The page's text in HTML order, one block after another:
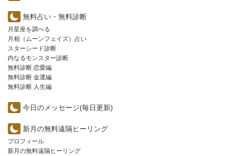
無料占い・無料診断
月星座を調べる
月相（ムーンフェイズ）占い
スターシード診断
内なるモンスター診断
無料診断 恋愛編
無料診断 金運編
無料診断 人生編
今日のメッセージ(毎日更新)
新月の無料遠隔ヒーリング
プロフィール
新月の無料遠隔ヒーリング